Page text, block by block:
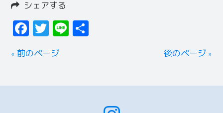
シェアする
Facebook
Twitter
Line
« 前のページ 後のページ »